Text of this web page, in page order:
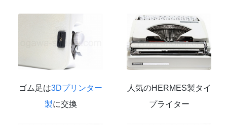
ゴム足は3Dプリンター
製に交換
人気のHERMES製タイ
プライター